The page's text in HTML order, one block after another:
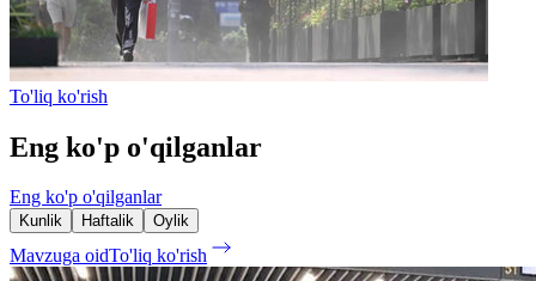
To'liq ko'rish
Eng ko'p o'qilganlar
Eng ko'p o'qilganlar
Kunlik Haftalik Oylik
Mavzuga oidTo'liq ko'rish